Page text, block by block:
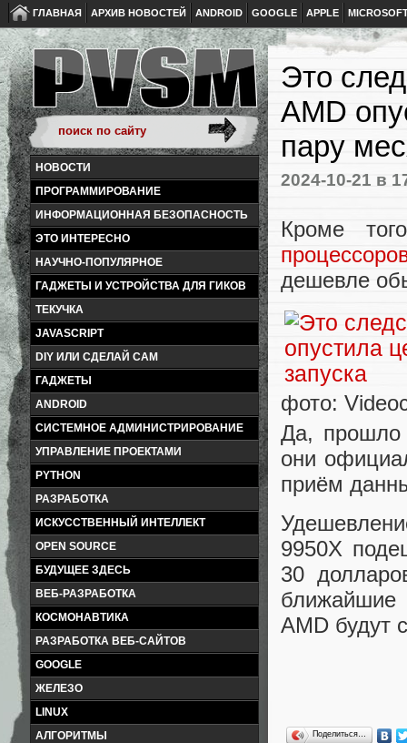
ГЛАВНАЯ АРХИВ НОВОСТЕЙ ANDROID GOOGLE APPLE
НОВОСТИ
ПРОГРАММИРОВАНИЕ
ИНФОРМАЦИОННАЯ БЕЗОПАСНОСТЬ
ЭТО ИНТЕРЕСНО
НАУЧНО-ПОПУЛЯРНОЕ
ГАДЖЕТЫ И УСТРОЙСТВА ДЛЯ ГИКОВ
ТЕКУЧКА
JAVASCRIPT
DIY ИЛИ СДЕЛАЙ САМ
ГАДЖЕТЫ
ANDROID
СИСТЕМНОЕ АДМИНИСТРИРОВАНИЕ
УПРАВЛЕНИЕ ПРОЕКТАМИ
PYTHON
РАЗРАБОТКА
ИСКУССТВЕННЫЙ ИНТЕЛЛЕКТ
OPEN SOURCE
БУДУЩЕЕ ЗДЕСЬ
ВЕБ-РАЗРАБОТКА
КОСМОНАВТИКА
РАЗРАБОТКА ВЕБ-САЙТОВ
GOOGLE
ЖЕЛЕЗО
LINUX
АЛГОРИТМЫ
Это
AMD
пару
2024-10-21 в
Кроме
дешевле
фото:
Да, прошло
они
приём
9950X
30
AMD будут
Поделиться…